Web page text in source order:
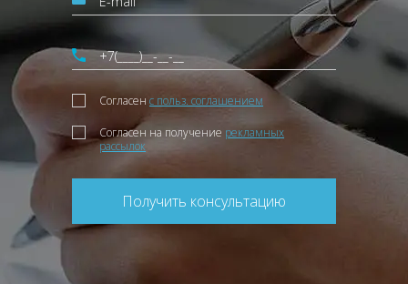
Согласен с польз. соглашением
Согласен на получение рекламных
рассылок
Получить консультацию